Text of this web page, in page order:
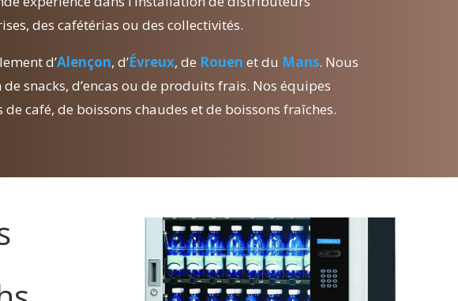
des cafétérias ou des collectivités.
d’Alençon, d’Évreux, de Rouen et du Mans. Nous
snacks, d’encas ou de produits frais. Nos équipes
café, de boissons chaudes et de boissons fraîches.